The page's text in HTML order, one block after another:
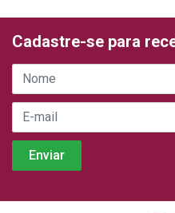
Cadastre-se para